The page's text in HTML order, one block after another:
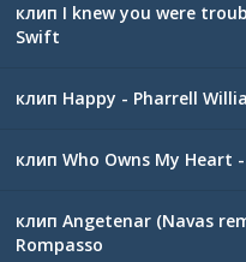
клип I knew you were
Swift
клип Happy - Pharrell
клип Who Owns My Heart
клип Angetenar (Navas
Rompasso